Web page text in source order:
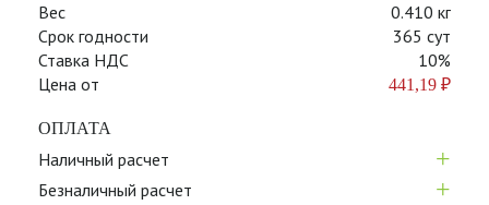
Вес
0.410 кг
Срок годности
365 сут
Ставка НДС
10%
Цена от
441,19 ₽
ОПЛАТА
Наличный расчет +
Безналичный расчет +